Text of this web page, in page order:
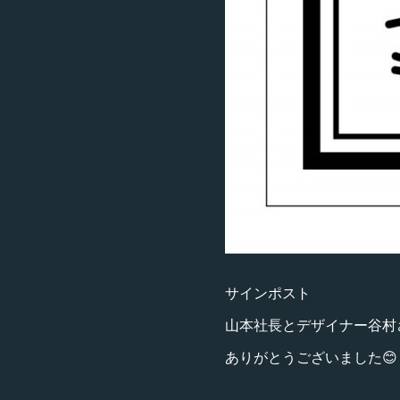
サインポスト
山本社長とデザイナー谷
ありがとうございました😊